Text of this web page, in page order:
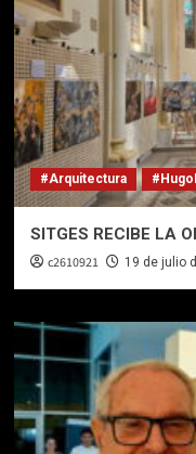
#Arquitectura
SITGES RECIBE LA
c2610921 19 de julio